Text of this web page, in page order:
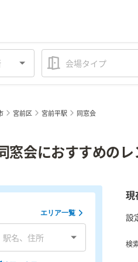
会場タイプ
宮前区 宮前平駅 同窓会
窓会におすすめの
現
設
検
エリア一覧